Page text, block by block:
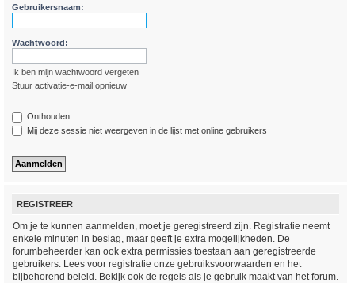
Gebruikersnaam:
Wachtwoord:
Ik ben mijn wachtwoord vergeten
Stuur activatie-e-mail opnieuw
Onthouden
Mij deze sessie niet weergeven in de lijst met online gebruikers
REGISTREER
Om je te kunnen aanmelden, moet je geregistreerd zijn. Registratie neemt
enkele minuten in beslag, maar geeft je extra mogelijkheden. De
forumbeheerder kan ook extra permissies toestaan aan geregistreerde
gebruikers. Lees voor registratie onze gebruiksvoorwaarden en het
bijbehorend beleid. Bekijk ook de regels als je gebruik maakt van het forum.